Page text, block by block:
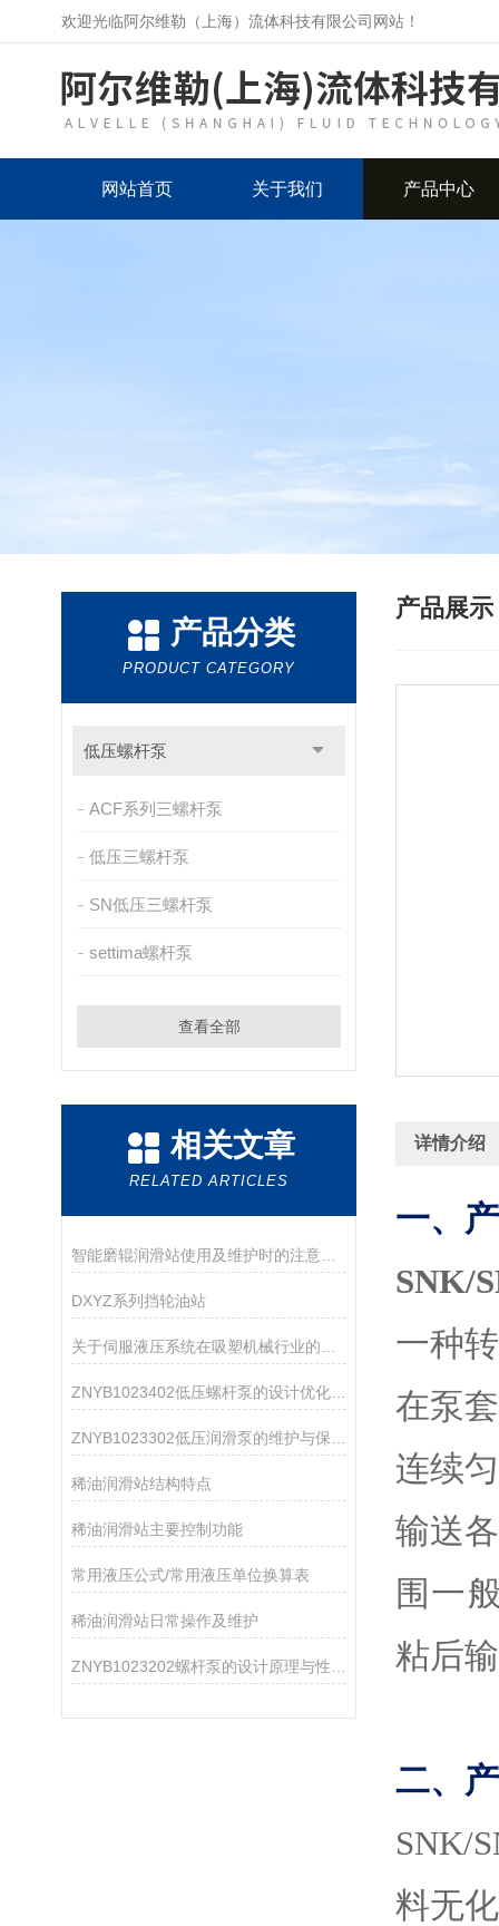
欢迎光临阿尔维勒（上海）流体科技有限公司网站！
网站首页 关于我们 产品中心
产品分类
PRODUCT CATEGORY
低压螺杆泵
ACF系列三螺杆泵
低压三螺杆泵
SN低压三螺杆泵
settima螺杆泵
查看全部
相关文章
RELATED ARTICLES
智能磨辊润滑站使用及维护时的注意事项介绍
DXYZ系列挡轮油站
ZNYB1023402低压螺杆泵的设计优化与改进
稀油润滑站结构特点
稀油润滑站主要控制功能
​常用液压公式/常用液压单位换算表
稀油润滑站日常操作及维护
产品展示
详情介绍
一、
SNK/
一种
在泵
连续
输送
围一
粘后
二、
SNK/
料无